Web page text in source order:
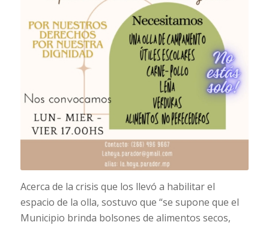
Acerca de la crisis que los llevó a habilitar el
espacio de la olla, sostuvo que “se supone que el
Municipio brinda bolsones de alimentos secos,